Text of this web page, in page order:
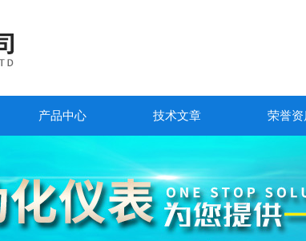
产品中心 技术文章 荣誉资